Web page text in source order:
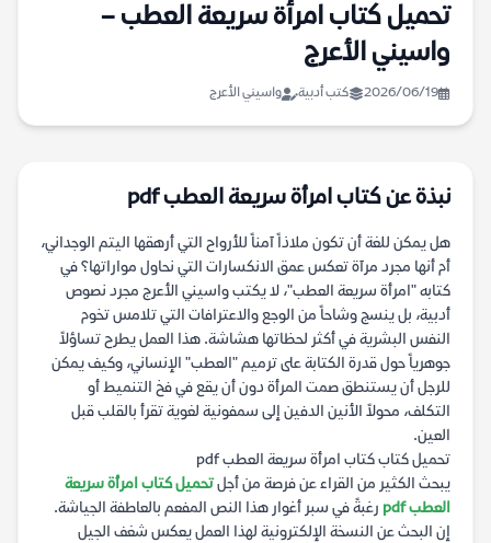
تحميل كتاب امرأة سريعة العطب –
واسيني الأعرج
2026/06/19 كتب أدبية واسيني الأعرج
نبذة عن كتاب امرأة سريعة العطب pdf
هل يمكن للغة أن تكون ملاذاً آمناً للأرواح التي أرهقها اليتم الوجداني،
أم أنها مجرد مرآة تعكس عمق الانكسارات التي نحاول مواراتها؟ في
كتابه "امرأة سريعة العطب"، لا يكتب واسيني الأعرج مجرد نصوص
أدبية، بل ينسج وشاحاً من الوجع والاعترافات التي تلامس تخوم
النفس البشرية في أكثر لحظاتها هشاشة. هذا العمل يطرح تساؤلاً
جوهرياً حول قدرة الكتابة على ترميم "العطب" الإنساني، وكيف يمكن
للرجل أن يستنطق صمت المرأة دون أن يقع في فخ التنميط أو
التكلف، محولاً الأنين الدفين إلى سمفونية لغوية تقرأ بالقلب قبل
العين.
تحميل كتاب كتاب امرأة سريعة العطب pdf
يبحث الكثير من القراء عن فرصة من أجلتحميل كتاب امرأة سريعة
العطب pdf
رغبةً في سبر أغوار هذا النص المفعم بالعاطفة الجياشة.
إن البحث عن النسخة الإلكترونية لهذا العمل يعكس شغف الجيل